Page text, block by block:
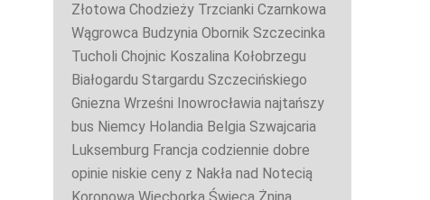
Złotowa Chodzieży Trzcianki Czarnkowa
Wągrowca Budzynia Obornik Szczecinka
Tucholi Chojnic Koszalina Kołobrzegu
Białogardu Stargardu Szczecińskiego
Gniezna Wrześni Inowrocławia najtańszy
bus Niemcy Holandia Belgia Szwajcaria
Luksemburg Francja codziennie dobre
opinie niskie ceny z Nakła nad Notecią